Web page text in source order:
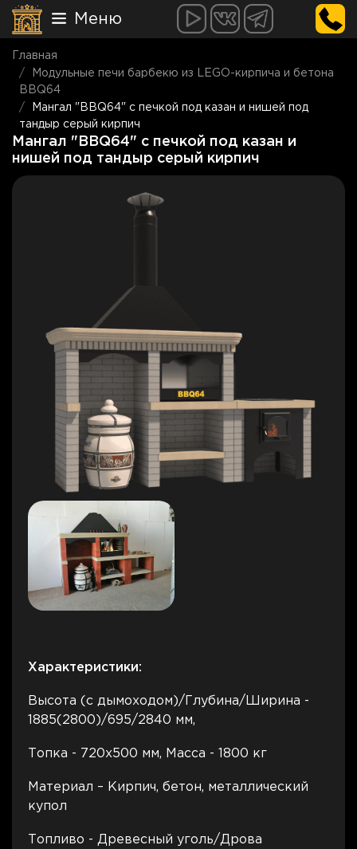
Меню
Главная
Модульные печи барбекю из LEGO-кирпича и бетона
BBQ64
Мангал "BBQ64" с печкой под казан и нишей под
тандыр серый кирпич
Мангал "BBQ64" с печкой под казан и
нишей под тандыр серый кирпич
Характеристики:
Высота (с дымоходом)/Глубина/Ширина -
1885(2800)/695/2840 мм,
Топка - 720х500 мм, Масса - 1800 кг
Материал – Кирпич, бетон, металлический
купол
Топливо - Древесный уголь/Дрова